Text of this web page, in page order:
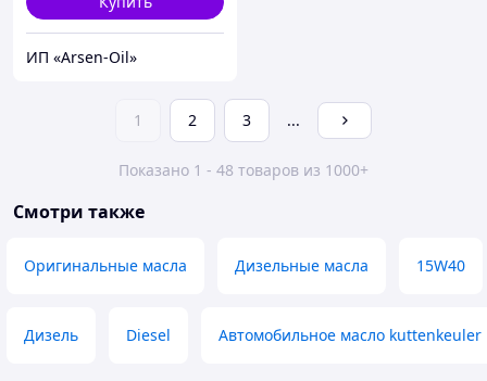
ИП «Arsen-Oil»
1 2 3 ...
Показано 1 - 48 товаров из 1000+
Смотри также
Оригинальные масла Дизельные масла 15W40
Дизель Diesel Автомобильное масло kuttenkeuler